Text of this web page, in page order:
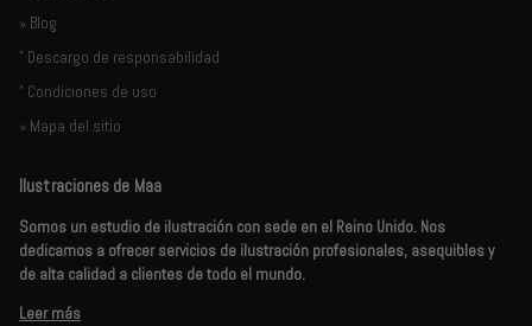
» Blog
" Descargo de responsabilidad
" Condiciones de uso
» Mapa del sitio
Ilustraciones de Maa
Somos un estudio de ilustración con sede en el Reino Unido. Nos
dedicamos a ofrecer servicios de ilustración profesionales, asequibles y
de alta calidad a clientes de todo el mundo.
Leer más